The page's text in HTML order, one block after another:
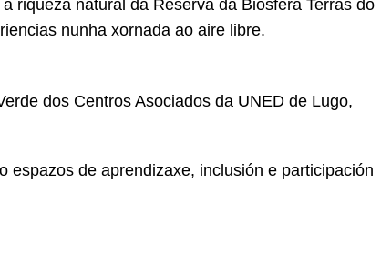
riqueza natural da Reserva da Biosfera Terras do
nunha xornada ao aire libre.
dos Centros Asociados da UNED de Lugo,
espazos de aprendizaxe, inclusión e participación